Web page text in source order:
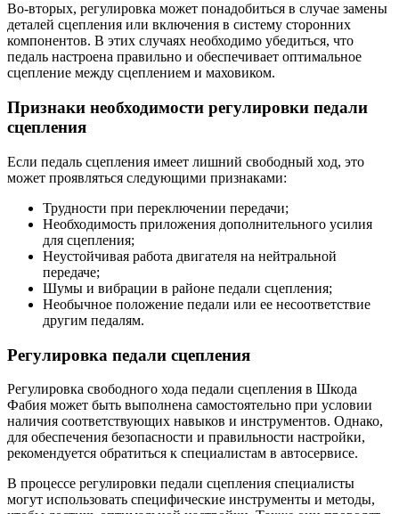
Во-вторых, регулировка может понадобиться в случае замены
деталей сцепления или включения в систему сторонних
компонентов. В этих случаях необходимо убедиться, что
педаль настроена правильно и обеспечивает оптимальное
сцепление между сцеплением и маховиком.
Признаки необходимости регулировки педали
сцепления
Если педаль сцепления имеет лишний свободный ход, это
может проявляться следующими признаками:
Трудности при переключении передачи;
Необходимость приложения дополнительного усилия
для сцепления;
Неустойчивая работа двигателя на нейтральной
передаче;
Шумы и вибрации в районе педали сцепления;
Необычное положение педали или ее несоответствие
другим педалям.
Регулировка педали сцепления
Регулировка свободного хода педали сцепления в Шкода
Фабия может быть выполнена самостоятельно при условии
наличия соответствующих навыков и инструментов. Однако,
для обеспечения безопасности и правильности настройки,
рекомендуется обратиться к специалистам в автосервисе.
В процессе регулировки педали сцепления специалисты
могут использовать специфические инструменты и методы,